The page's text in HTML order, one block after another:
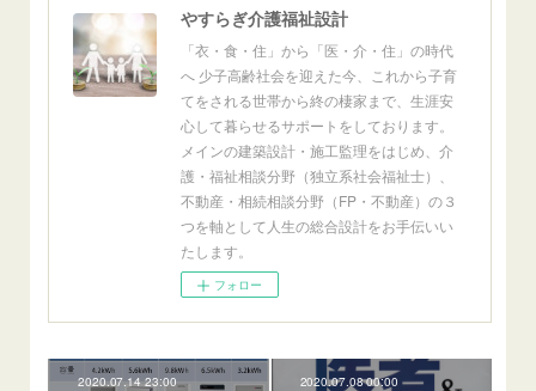
やすらぎ介護福祉設計
「衣・食・住」から「医・介・住」の時代
へ 少子高齢社会を迎えた今、これから子育
てをされる世帯から終の棲家まで、生涯安
心して暮らせるサポートをしております。
メインの建築設計・施工監理をはじめ、介
護・福祉相談分野（独立系社会福祉士）、
不動産・相続相談分野（FP・不動産）の３
つを軸として人生の総合設計をお手伝いい
たします。
フォロー
2020.07.14 23:00 2020.07.08 00:00